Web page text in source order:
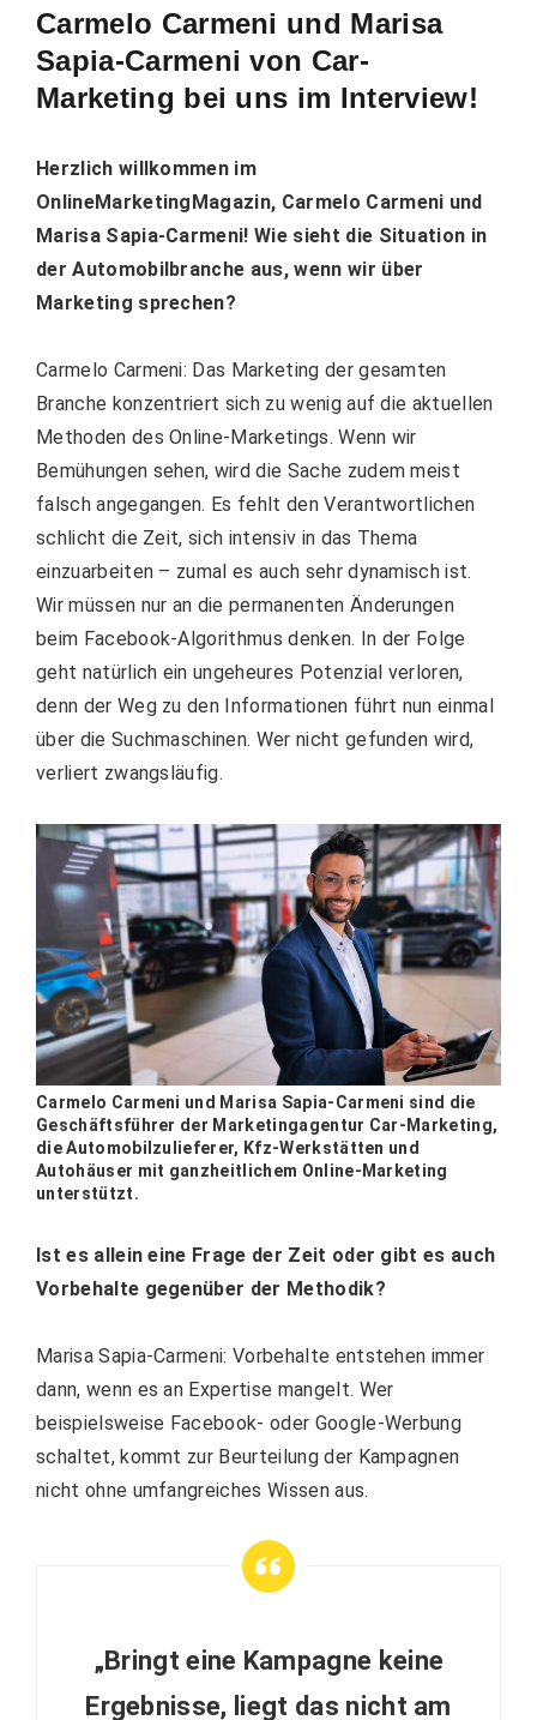
Carmelo Carmeni und Marisa
Sapia-Carmeni von Car-
Marketing bei uns im Interview!
Herzlich willkommen im
OnlineMarketingMagazin, Carmelo Carmeni und
Marisa Sapia-Carmeni! Wie sieht die Situation in
der Automobilbranche aus, wenn wir über
Marketing sprechen?
Carmelo Carmeni: Das Marketing der gesamten
Branche konzentriert sich zu wenig auf die aktuellen
Methoden des Online-Marketings. Wenn wir
Bemühungen sehen, wird die Sache zudem meist
falsch angegangen. Es fehlt den Verantwortlichen
schlicht die Zeit, sich intensiv in das Thema
einzuarbeiten – zumal es auch sehr dynamisch ist.
Wir müssen nur an die permanenten Änderungen
beim Facebook-Algorithmus denken. In der Folge
geht natürlich ein ungeheures Potenzial verloren,
denn der Weg zu den Informationen führt nun einmal
über die Suchmaschinen. Wer nicht gefunden wird,
verliert zwangsläufig.
Carmelo Carmeni und Marisa Sapia-Carmeni sind die
Geschäftsführer der Marketingagentur Car-Marketing,
die Automobilzulieferer, Kfz-Werkstätten und
Autohäuser mit ganzheitlichem Online-Marketing
unterstützt.
Ist es allein eine Frage der Zeit oder gibt es auch
Vorbehalte gegenüber der Methodik?
Marisa Sapia-Carmeni: Vorbehalte entstehen immer
dann, wenn es an Expertise mangelt. Wer
beispielsweise Facebook- oder Google-Werbung
schaltet, kommt zur Beurteilung der Kampagnen
nicht ohne umfangreiches Wissen aus.
„Bringt eine Kampagne keine
Ergebnisse, liegt das nicht am